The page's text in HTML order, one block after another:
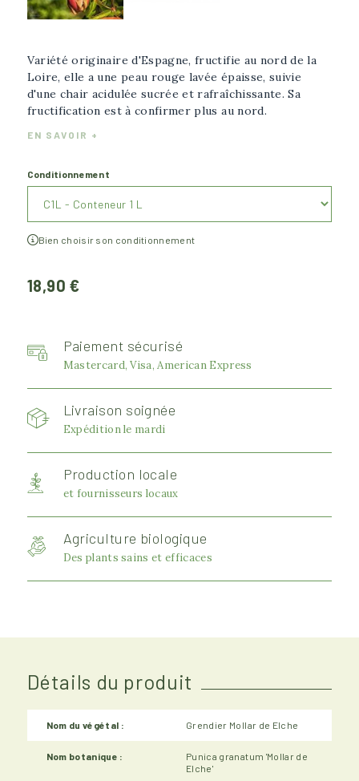
Variété originaire d'Espagne, fructifie au nord de la
Loire, elle a une peau rouge lavée épaisse, suivie
d'une chair acidulée sucrée et rafraîchissante. Sa
fructification est à confirmer plus au nord.
EN SAVOIR +
Conditionnement
Bien choisir son conditionnement
18,90 €
Paiement sécurisé
Mastercard, Visa, American Express
Livraison soignée
Expédition le mardi
Production locale
et fournisseurs locaux
Agriculture biologique
Des plants sains et efficaces
Détails du produit
Nom du végétal : Grendier Mollar de Elche
Nom botanique :
Punica granatum 'Mollar de
Elche'